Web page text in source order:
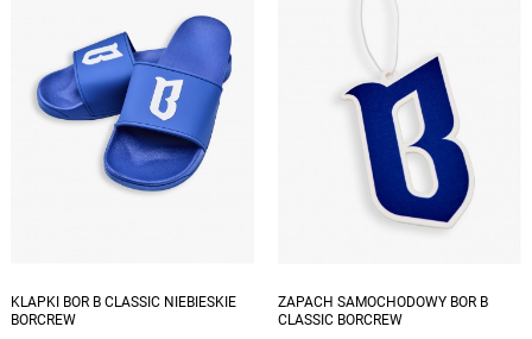
KLAPKI BOR B CLASSIC NIEBIESKIE
BORCREW
ZAPACH SAMOCHODOWY BOR B
CLASSIC BORCREW